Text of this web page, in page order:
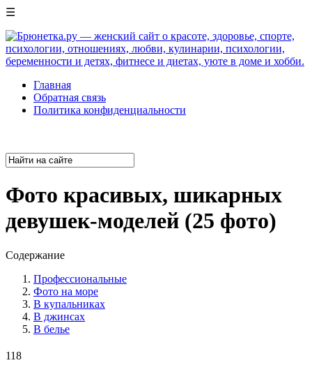
☰
Главная
Обратная связь
Политика конфиденциальности
Фото красивых, шикарных
девушек-моделей (25 фото)
Содержание
Профессиональные
Фото на море
В купальниках
В джинсах
В белье
118